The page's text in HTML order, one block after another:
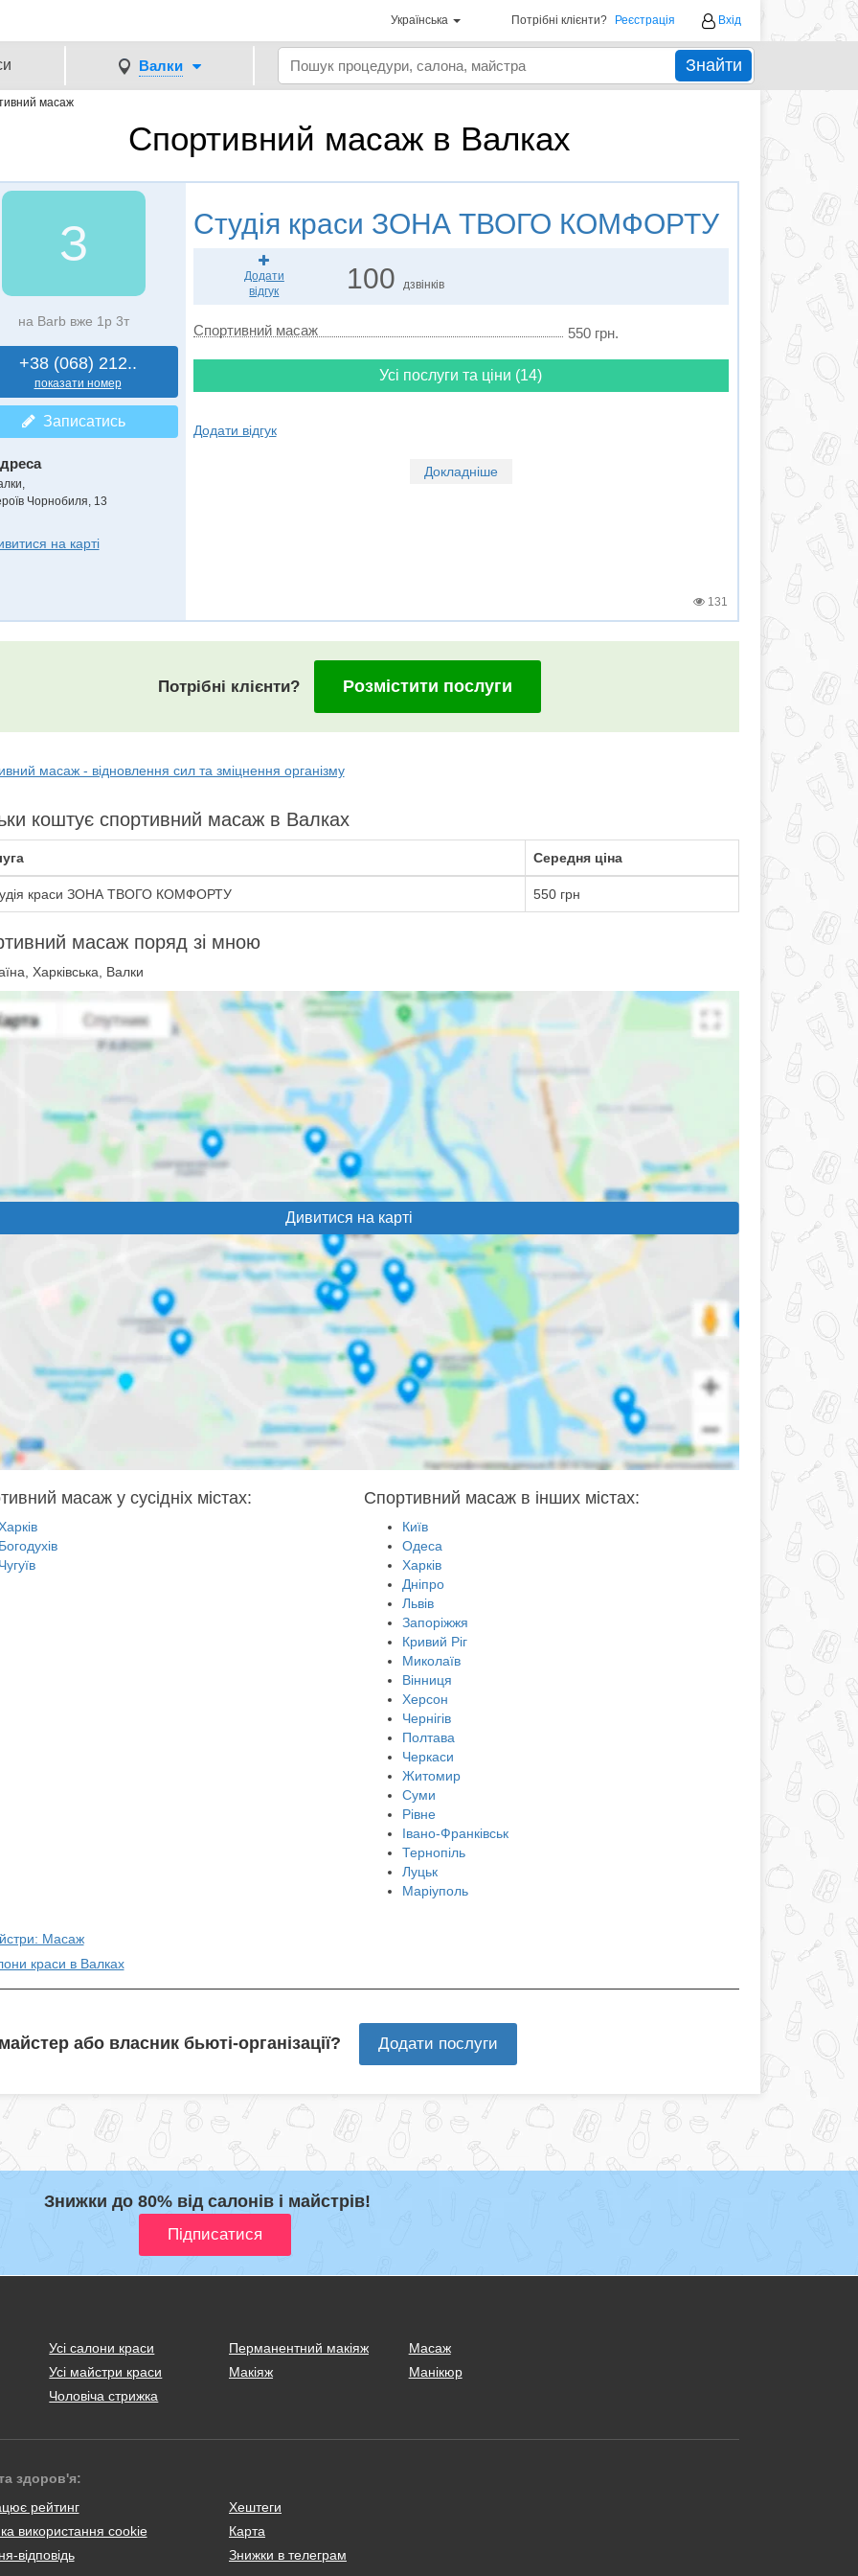
Українська Потрібні клієнти? Реєстрація Вхід
Валки Знайти
масаж
Спортивний масаж в Валках
З
на Barb вже 1р 3т
+38 (068) 212..
показати номер
Записатись
,
Чорнобиля, 13
на карті
Студія краси ЗОНА ТВОГО КОМФОРТУ
Додати
відгук
100 дзвінків
Спортивний масаж 550 грн.
Усі послуги та ціни (14)
Додати відгук
Докладніше
131
Потрібні клієнти? Розмістити послуги
масаж - відновлення сил та зміцнення організму
коштує спортивний масаж в Валках
Середня ціна
краси ЗОНА ТВОГО КОМФОРТУ 550 грн
масаж поряд зі мною
Харківська, Валки
Дивитися на карті
масаж у сусідніх містах: Спортивний масаж в інших містах:
Київ
Одеса
Харків
Дніпро
Львів
Запоріжжя
Кривий Ріг
Миколаїв
Вінниця
Херсон
Чернігів
Полтава
Черкаси
Житомир
Суми
Рівне
Івано-Франківськ
Тернопіль
Луцьк
Маріуполь
Масаж
краси в Валках
або власник бьюті-організації? Додати послуги
Знижки до 80% від салонів і майстрів!
Усі салони краси
Усі майстри краси
Чоловіча стрижка
Перманентний макіяж
Макіяж
Масаж
Манікюр
здоров'я:
рейтинг
використання cookie
відповідь
Хештеги
Карта
Знижки в телеграм